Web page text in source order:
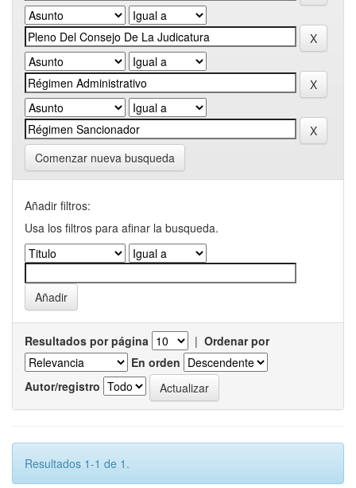
Comenzar nueva busqueda
Añadir filtros:
Usa los filtros para afinar la busqueda.
Resultados por página | Ordenar por
En orden
Autor/registro
Resultados 1-1 de 1.